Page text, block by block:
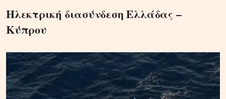
Ηλεκτρική διασύνδεση Ελλάδας –
Κύπρου